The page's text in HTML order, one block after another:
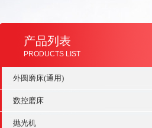
产品列表
PRODUCTS LIST
外圆磨床(通用)
数控磨床
抛光机